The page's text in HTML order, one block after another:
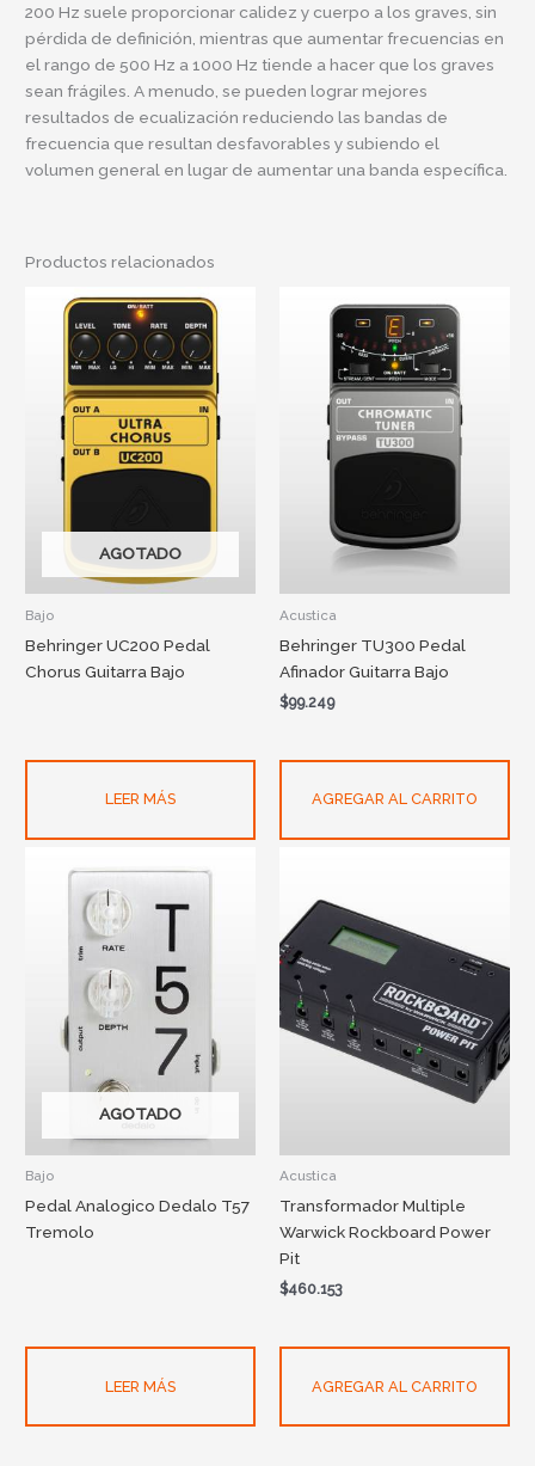
200 Hz suele proporcionar calidez y cuerpo a los graves, sin
pérdida de definición, mientras que aumentar frecuencias en
el rango de 500 Hz a 1000 Hz tiende a hacer que los graves
sean frágiles. A menudo, se pueden lograr mejores
resultados de ecualización reduciendo las bandas de
frecuencia que resultan desfavorables y subiendo el
volumen general en lugar de aumentar una banda específica.
Productos relacionados
AGOTADO
Bajo
Behringer UC200 Pedal
Chorus Guitarra Bajo
LEER MÁS
Acustica
Behringer TU300 Pedal
Afinador Guitarra Bajo
$99.249
AGREGAR AL CARRITO
AGOTADO
Bajo
Pedal Analogico Dedalo T57
Tremolo
LEER MÁS
Acustica
Transformador Multiple
Warwick Rockboard Power
Pit
$460.153
AGREGAR AL CARRITO